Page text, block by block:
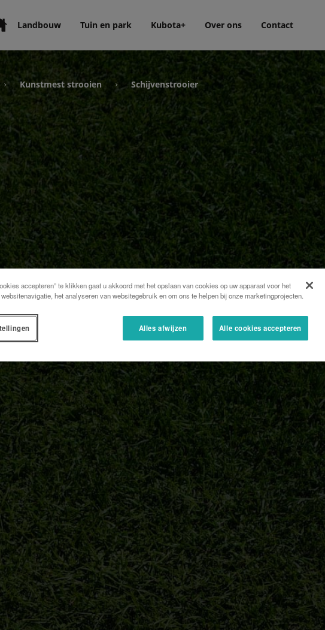
Landbouw Tuin en park Kubota+ Over ons Contact
› Kunstmest strooien › Schijvenstrooier
accepteren” te klikken gaat u akkoord met het opslaan van cookies op uw apparaat voor het
het analyseren van websitegebruik en om ons te helpen bij onze marketingprojecten.
Alles afwijzen Alle cookies accepteren